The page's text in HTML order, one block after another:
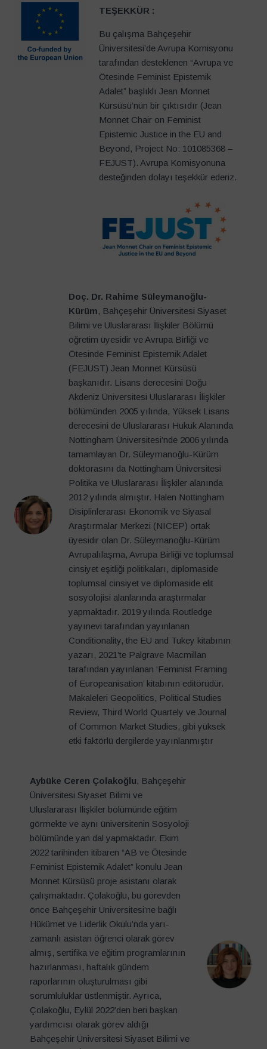
TEŞEKKÜR :
Bu çalışma Bahçeşehir
Üniversitesi’de Avrupa Komisyonu
tarafından desteklenen “Avrupa ve
Ötesinde Feminist Epistemik
Adalet” başlıklı Jean Monnet
Kürsüsü’nün bir çıktısıdır (Jean
Monnet Chair on Feminist
Epistemic Justice in the EU and
Beyond, Project No: 101085368 –
FEJUST). Avrupa Komisyonuna
desteğinden dolayı teşekkür ederiz.
Doç. Dr. Rahime Süleymanoğlu-
Kürüm, Bahçeşehir Üniversitesi Siyaset
Bilimi ve Uluslararası İlişkiler Bölümü
öğretim üyesidir ve Avrupa Birliği ve
Ötesinde Feminist Epistemik Adalet
(FEJUST) Jean Monnet Kürsüsü
başkanıdır. Lisans derecesini Doğu
Akdeniz Üniversitesi Uluslararası İlişkiler
bölümünden 2005 yılında, Yüksek Lisans
derecesini de Uluslararası Hukuk Alanında
Nottingham Üniversitesi’nde 2006 yılında
tamamlayan Dr. Süleymanoğlu-Kürüm
doktorasını da Nottingham Üniversitesi
Politika ve Uluslararası İlişkiler alanında
2012 yılında almıştır. Halen Nottingham
Disiplinlerarası Ekonomik ve Siyasal
Araştırmalar Merkezi (NICEP) ortak
üyesidir olan Dr. Süleymanoğlu-Kürüm
Avrupalılaşma, Avrupa Birliği ve toplumsal
cinsiyet eşitliği politikaları, diplomaside
toplumsal cinsiyet ve diplomaside elit
sosyolojisi alanlarında araştırmalar
yapmaktadır. 2019 yılında Routledge
yayınevi tarafından yayınlanan
Conditionality, the EU and Tukey kitabının
yazarı, 2021’te Palgrave Macmillan
tarafından yayınlanan ‘Feminist Framing
of Europeanisation’ kitabının editörüdür.
Makaleleri Geopolitics, Political Studies
Review, Third World Quartely ve Journal
of Common Market Studies, gibi yüksek
etki faktörlü dergilerde yayınlanmıştır
Aybüke Ceren Çolakoğlu, Bahçeşehir
Üniversitesi Siyaset Bilimi ve
Uluslararası İlişkiler bölümünde eğitim
görmekte ve aynı üniversitenin Sosyoloji
bölümünde yan dal yapmaktadır. Ekim
2022 tarihinden itibaren “AB ve Ötesinde
Feminist Epistemik Adalet” konulu Jean
Monnet Kürsüsü proje asistanı olarak
çalışmaktadır. Çolakoğlu, bu görevden
önce Bahçeşehir Üniversitesi’ne bağlı
Hükümet ve Liderlik Okulu’nda yarı-
zamanlı asistan öğrenci olarak görev
almış, sertifika ve eğitim programlarının
hazırlanması, haftalık gündem
raporlarının oluşturulması gibi
sorumluluklar üstlenmiştir. Ayrıca,
Çolakoğlu, Eylül 2022’den beri başkan
yardımcısı olarak görev aldığı
Bahçeşehir Üniversitesi Siyaset Bilimi ve